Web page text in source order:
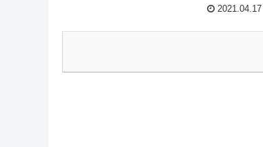
2021.04.17